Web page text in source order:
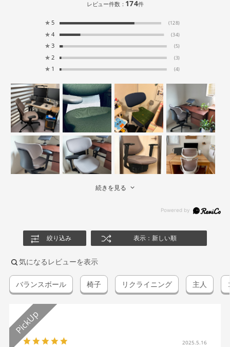
レビュー件数： 174件
★ 5 (128)
★ 4 (34)
★ 3 (5)
★ 2 (3)
★ 1 (4)
続きを見る
絞り込み 表示：新しい順
気になるレビューを表示
バランスボール 椅子 リクライニング 主人
2025.5.16